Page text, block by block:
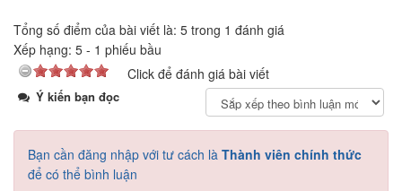
Tổng số điểm của bài viết là: 5 trong 1 đánh giá
Xếp hạng: 5 - 1 phiếu bầu
Click để đánh giá bài viết
Ý kiến bạn đọc
Bạn cần đăng nhập với tư cách là Thành viên chính thức
để có thể bình luận